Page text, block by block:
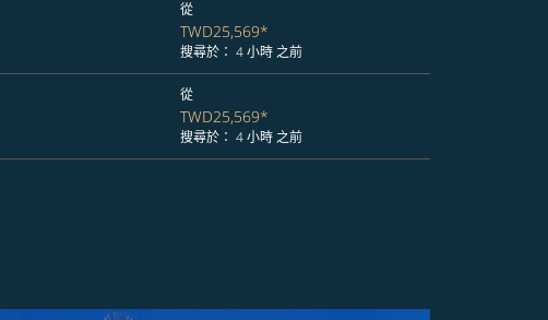
從
TWD25,569*
搜尋於： 4 小時 之前
從
TWD25,569*
搜尋於： 4 小時 之前